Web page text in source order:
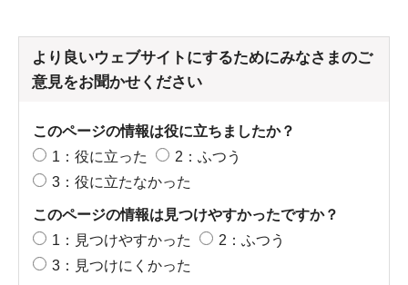
より良いウェブサイトにするためにみなさまのご
意見をお聞かせください
このページの情報は役に立ちましたか？
1：役に立った
2：ふつう
3：役に立たなかった
このページの情報は見つけやすかったですか？
1：見つけやすかった
2：ふつう
3：見つけにくかった